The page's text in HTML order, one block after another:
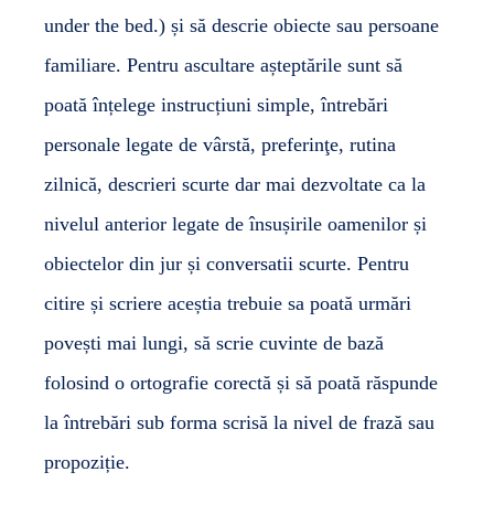
under the bed.) și să descrie obiecte sau persoane
familiare. Pentru ascultare așteptările sunt să
poată înțelege instrucțiuni simple, întrebări
personale legate de vârstă, preferinţe, rutina
zilnică, descrieri scurte dar mai dezvoltate ca la
nivelul anterior legate de însușirile oamenilor și
obiectelor din jur și conversatii scurte. Pentru
citire și scriere aceștia trebuie sa poată urmări
povești mai lungi, să scrie cuvinte de bază
folosind o ortografie corectă și să poată răspunde
la întrebări sub forma scrisă la nivel de frază sau
propoziție.